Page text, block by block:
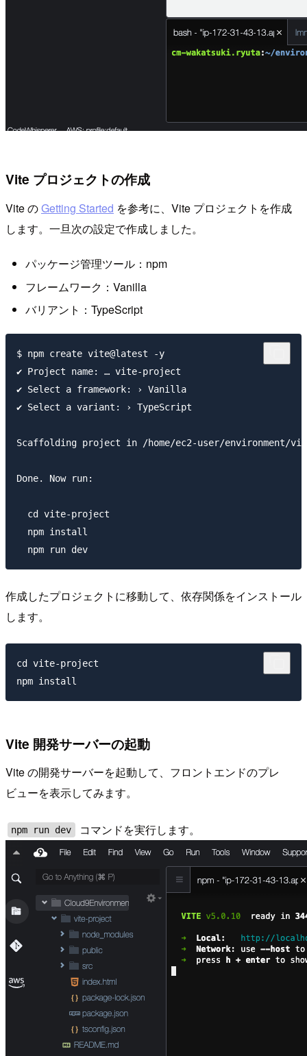
Vite プロジェクトの作成
Vite のGetting Started を参考に、Vite プロジェクトを作成
します。一旦次の設定で作成しました。
パッケージ管理ツール：npm
フレームワーク：Vanilla
バリアント：TypeScript
$ npm create vite@latest -y
✔ Project name: … vite-project
✔ Select a framework: › Vanilla
✔ Select a variant: › TypeScript
Scaffolding project in /home/ec2-user/environment/
Done. Now run:
  cd vite-project
  npm install
作成したプロジェクトに移動して、依存関係をインストール
します。
cd vite-project
Vite 開発サーバーの起動
Vite の開発サーバーを起動して、フロントエンドのプレ
ビューを表示してみます。
npm run dev コマンドを実行します。